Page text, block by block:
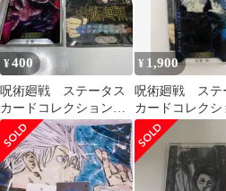
¥400
呪術廻戦 ステータス
カードコレクション
両面宿儺
¥ 1,900
呪術廻戦 ステ
カードコレク
五条悟